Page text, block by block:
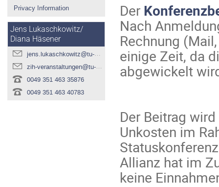
Privacy Information
Jens Lukaschkowitz/
Diana Häsener
jens.lukaschkowitz@tu-dresden.de
zih-veranstaltungen@tu-dresden.de
0049 351 463 35876
0049 351 463 40783
Der
Nach
Rechnung
einige Zeit, da
abgewickelt
Der Beitrag
Unkosten im
Allianz hat im
keine